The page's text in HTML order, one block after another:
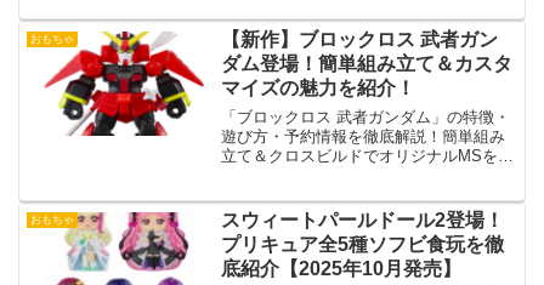
おもちゃ
【新作】ブロックロス 武者ガン
ダム登場！簡単組み立て＆カスタ
マイズの魅力を紹介！
「ブロックロス 武者ガンダム」の特徴・
遊び方・予約情報を徹底解説！簡単組み
立て＆クロスビルドでオリジナルMSを作
おもちゃ
スウィートパールドール2登場！
プリキュア全5種ソフビ食玩を徹
底紹介【2025年10月発売】